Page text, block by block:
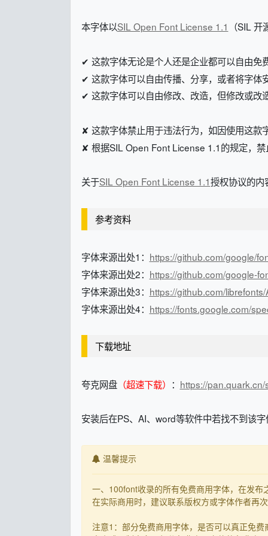
本字体以SIL Open Font License 1.1 （SIL
✔ 这款字体无论是个人还是企业都可以自由免
✔ 这款字体可以自由传播、分享，或者将字体
✔ 这款字体可以自由修改、改造，但修改或
✘ 这款字体禁止用于违法行为，如因使用这款
✘ 根据SIL Open Font License 1.1的规定，
关于SIL Open Font License 1.1授权协议的
参考资料
字体来源出处1： https://github.com/google/
字体来源出处2： https://github.com/google-
字体来源出处3： https://github.com/
字体来源出处4： https://fonts.google.com/
下载地址
夸克网盘（超速下载） ： https://
安装后在PS、AI、word等软件中若找不到该
温馨提示
一、100font收录的所有免费商用字体，在发
在实际商用时，建议联系版权方或字体作者再
注意1：部分免费商用字体，是否可以真正免